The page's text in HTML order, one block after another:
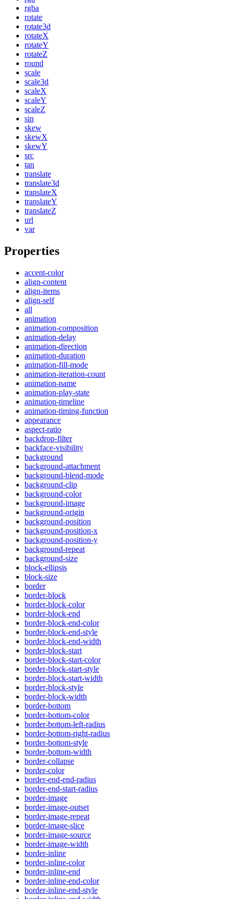
rgba
rotate
rotate3d
rotateX
rotateY
rotateZ
round
scale
scale3d
scaleX
scaleY
scaleZ
sin
skew
skewX
skewY
src
tan
translate
translate3d
translateX
translateY
translateZ
url
var
Properties
accent-color
align-content
align-items
align-self
all
animation
animation-composition
animation-delay
animation-direction
animation-duration
animation-fill-mode
animation-iteration-count
animation-name
animation-play-state
animation-timeline
animation-timing-function
appearance
aspect-ratio
backdrop-filter
backface-visibility
background
background-attachment
background-blend-mode
background-clip
background-color
background-image
background-origin
background-position
background-position-x
background-position-y
background-repeat
background-size
block-ellipsis
block-size
border
border-block
border-block-color
border-block-end
border-block-end-color
border-block-end-style
border-block-end-width
border-block-start
border-block-start-color
border-block-start-style
border-block-start-width
border-block-style
border-block-width
border-bottom
border-bottom-color
border-bottom-left-radius
border-bottom-right-radius
border-bottom-style
border-bottom-width
border-collapse
border-color
border-end-end-radius
border-end-start-radius
border-image
border-image-outset
border-image-repeat
border-image-slice
border-image-source
border-image-width
border-inline
border-inline-color
border-inline-end
border-inline-end-color
border-inline-end-style